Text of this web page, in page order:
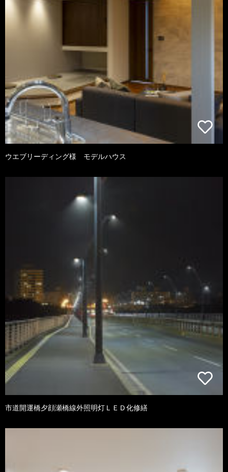
ウエブリーディング様 モデルハウス
市道開運橋夕顔瀬橋線外照明灯ＬＥＤ化修繕